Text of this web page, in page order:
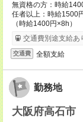
無資格の方：時給
任者以上：時給
（時給1400円×8h）
交通費別途支給あ
交通費 全額支給
勤務地
大阪府高石市